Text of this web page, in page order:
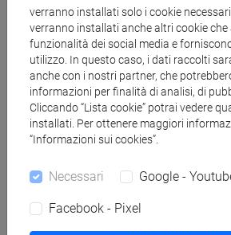
BemboLab
Laboratorio di grammatica
Laboratorio di linguistica per la
linguaggio
Laboratorio per lo studio letterario
verranno installati solo i cookie
verranno installati anche altri cookie che
funzionalità dei social media e
utilizzo. In questo caso, i dati raccolti
anche con i nostri partner, che
informazioni per finalità di analisi, di
Cliccando “Lista cookie” potrai vedere
installati. Per ottenere maggiori
“Informazioni sui cookies”.
Necessari Google -
Facebook - Pixel